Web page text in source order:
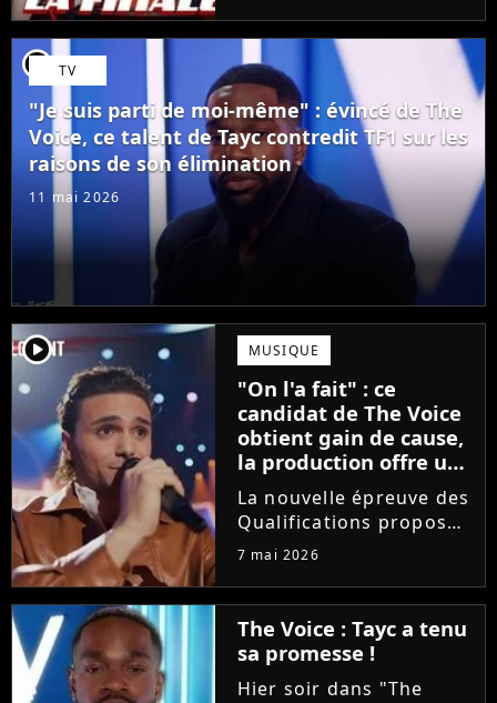
des programmes. Le
prochain épisode de
The Voice, consacré aux
Performances, est
avancé d'un jour. La...
player2 TV
"Je suis parti de moi-même" : évincé de The
Voice, ce talent de Tayc contredit TF1 sur les
raisons de son élimination
11 mai 2026
player2 MUSIQUE
"On l'a fait" : ce
candidat de The Voice
obtient gain de cause,
la production offre une
compensation à tous
les talents
La nouvelle épreuve des
Qualifications proposée
dans The Voice est loin
Furieux d'avoir vu sa
prestation être
raccourcie au montage,
Yanis Si Ah est monté
au...
7 mai 2026
The Voice : Tayc a tenu
sa promesse !
Hier soir dans "The